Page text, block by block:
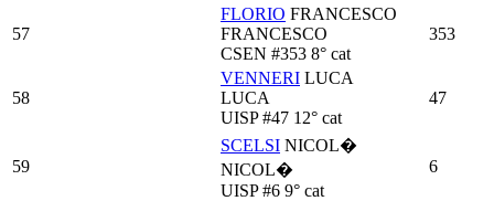
57
FLORIO FRANCESCO
FRANCESCO
CSEN #353 8° cat
353
58
VENNERI LUCA
LUCA
UISP #47 12° cat
47
59
SCELSI NICOL�
NICOL�
UISP #6 9° cat
6